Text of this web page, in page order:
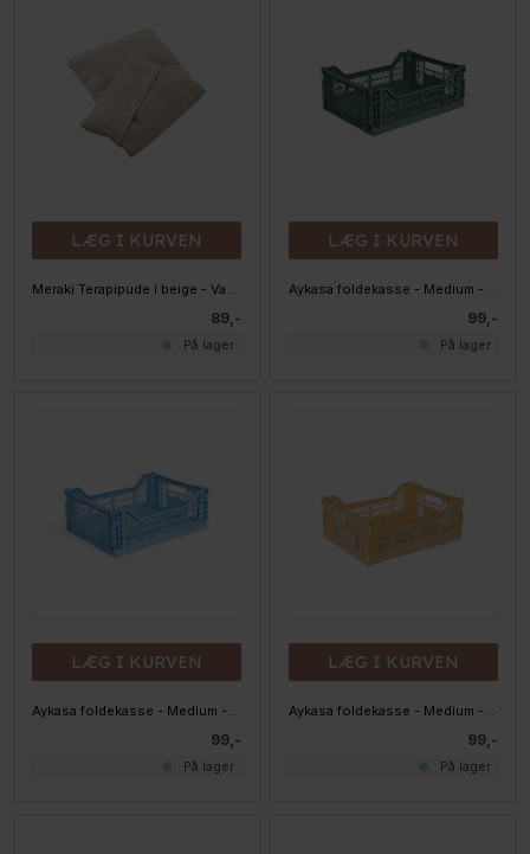
LÆG I KURVEN
Meraki Terapipude i beige - Varmepude med lerperler, Lille
89,-
På lager
LÆG I KURVEN
Aykasa foldekasse - Medium - Almond Green
99,-
På lager
LÆG I KURVEN
Aykasa foldekasse - Medium - Baby Blue
99,-
På lager
LÆG I KURVEN
Aykasa foldekasse - Medium - Banana
99,-
På lager